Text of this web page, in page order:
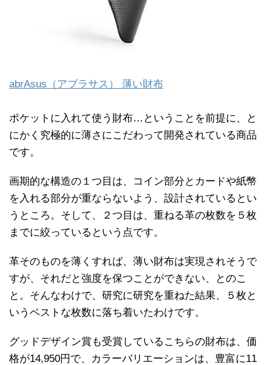
abrAsus（アブラサス） 薄い財布
ポケットに入れて使う財布…ということを前提に、と
にかく究極的に薄さにこだわって開発されている商品
です。
画期的な構造の１つ目は、コイン部分とカードや紙幣
を入れる部分が重ならないよう、設計されているとい
うところ。そして、２つ目は、重ねる革の枚数を５枚
までに絞っているという点です。
革そのものを薄くすれば、薄い財布は実現されそうで
すが、それだと強度を保つことができない、とのこ
と。そんなわけで、研究に研究を重ねた結果、５枚と
いうベストな枚数に落ち着いたわけです。
グッドデザイン賞も受賞しているこちらの財布は、価
格が14,950円で、カラーバリエーションは、豊富に11